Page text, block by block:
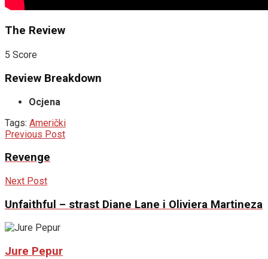
The Review
5 Score
Review Breakdown
Ocjena
Tags: Američki
Previous Post
Revenge
Next Post
Unfaithful – strast Diane Lane i Oliviera Martineza
Jure Pepur